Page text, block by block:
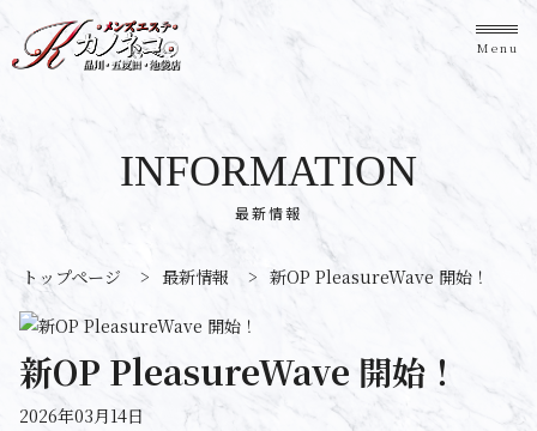
Menu
最新情報
INFORMATION
トップページ > 最新情報 > 新OP PleasureWave 開始！
新OP PleasureWave 開始！
2026年03月14日